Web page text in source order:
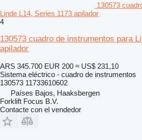
130573
Linde L14, Series 1173 apilador
4
130573 cuadro de instrumentos para
apilador
ARS 345.700 EUR 200 ≈ US$ 231,10
Sistema eléctrico - cuadro de instrumentos
130573 11733610602
Países Bajos, Haaksbergen
Forklift Focus B.V.
Contacte con el vendedor